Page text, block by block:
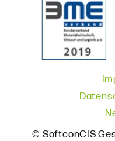
© SoftconCIS